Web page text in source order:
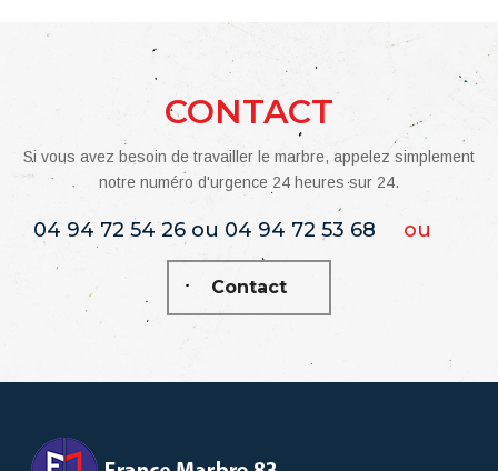
CONTACT
Si vous avez besoin de travailler le marbre, appelez simplement
notre numéro d'urgence 24 heures sur 24.
04 94 72 54 26 ou 04 94 72 53 68 ou
Contact